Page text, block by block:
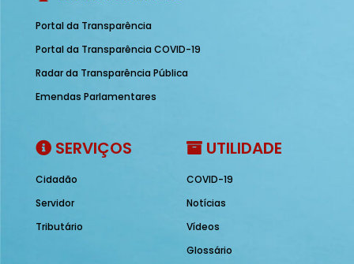
Portal da Transparência
Portal da Transparência COVID-19
Radar da Transparência Pública
Emendas Parlamentares
SERVIÇOS
Cidadão
Servidor
Tributário
UTILIDADE
COVID-19
Notícias
Vídeos
Glossário